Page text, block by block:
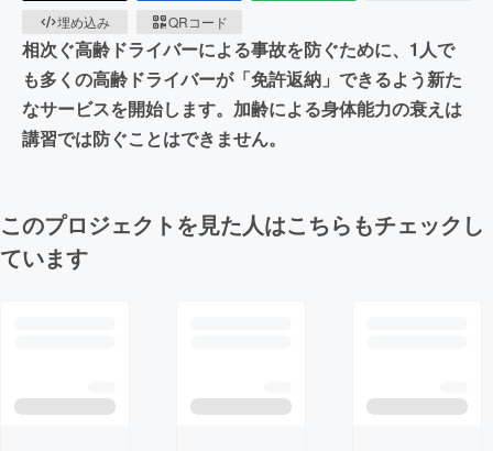
埋め込み
QRコード
相次ぐ高齢ドライバーによる事故を防ぐために、1人で
も多くの高齢ドライバーが「免許返納」できるよう新た
なサービスを開始します。加齢による身体能力の衰えは
講習では防ぐことはできません。
このプロジェクトを見た人はこちらもチェックし
ています